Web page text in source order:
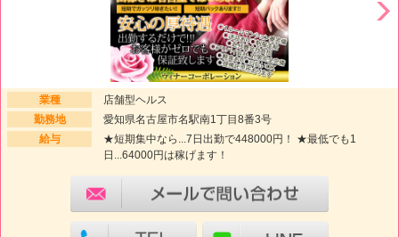
業種
店舗型ヘルス
勤務地
愛知県名古屋市名駅南1丁目8番3号
給与
★短期集中なら...7日出勤で448000円！ ★最低でも1
日...64000円は稼げます！